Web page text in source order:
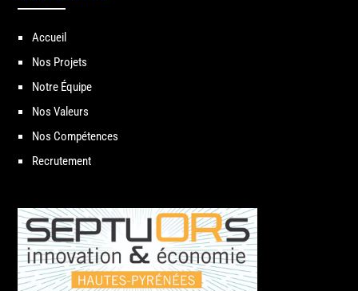
Accueil
Nos Projets
Notre Équipe
Nos Valeurs
Nos Compétences
Recrutement